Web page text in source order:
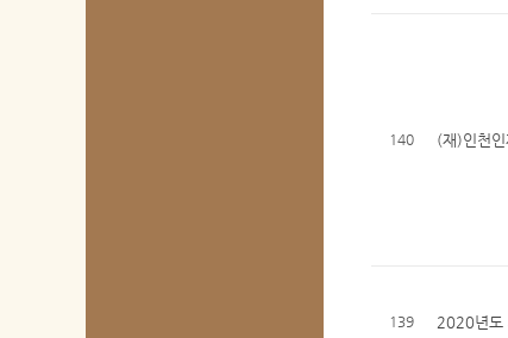
140 (재)인천인
139 2020년도